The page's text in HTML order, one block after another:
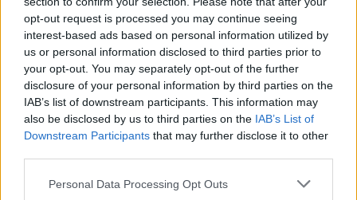
opt-out request is processed you may continue seeing
interest-based ads based on personal information utilized by
us or personal information disclosed to third parties prior to
your opt-out. You may separately opt-out of the further
disclosure of your personal information by third parties on the
IAB’s list of downstream participants. This information may
also be disclosed by us to third parties on the IAB’s List of
Downstream Participants that may further disclose it to other
Personal Data Processing Opt Outs
17/05/2020
GOLEADA DELLA NAZIONALE
Valanga azzurra: Armenia
travolta 9-1
24/11/2019